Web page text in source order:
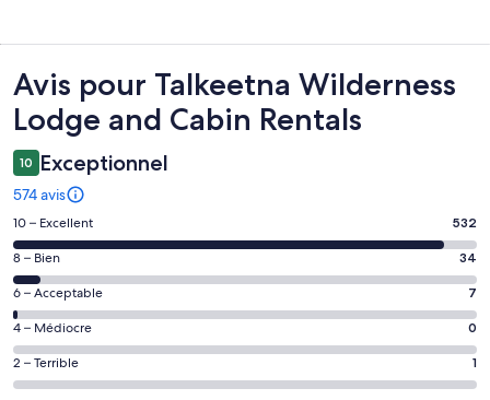
Avis
Avis pour Talkeetna Wilderness
Lodge and Cabin Rentals
10 Exceptionnel
574 avis
Note
de 10
–
Excellent,
d’après
532 avis
sur 574.
10 – Excellent 532
Note
de 8
–
Bien,
d’après
34 avis
8 – Bien 34
Note
de 6
–
Acceptable,
d’après
6 – Acceptable 7
Note
de 4
–
4 – Médiocre 0
Note
de 2
2 – Terrible 1